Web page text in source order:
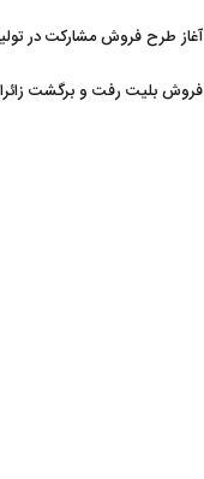
آغاز طرح فروش مشارکت در
فروش بلیت رفت و برگشت